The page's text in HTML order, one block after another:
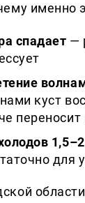
именно
спадает —
куст
для